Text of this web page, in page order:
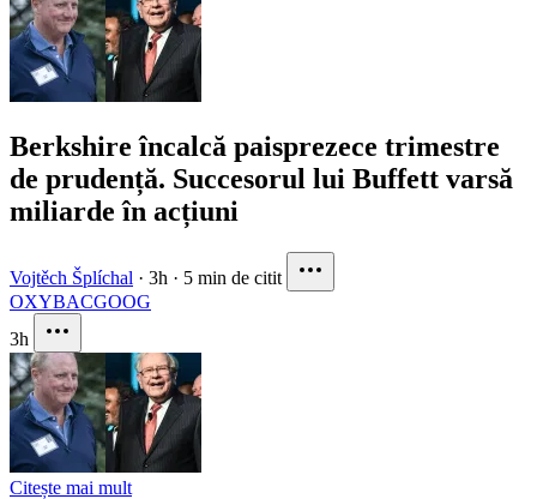
Berkshire încalcă paisprezece trimestre
de prudență. Succesorul lui Buffett varsă
miliarde în acțiuni
Vojtěch Šplíchal · 3h · 5 min de citit
OXYBACGOOG
3h
Citește mai mult